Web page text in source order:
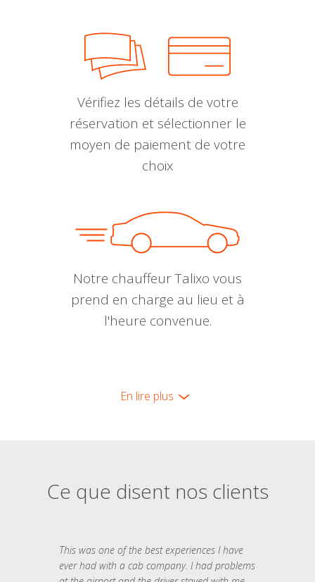
Vérifiez les détails de votre
réservation et sélectionner le
moyen de paiement de votre
choix
Notre chauffeur Talixo vous
prend en charge au lieu et à
l'heure convenue.
En lire plus
Ce que disent nos clients
This was one of the best experiences I have
ever had with a cab company. I had problems